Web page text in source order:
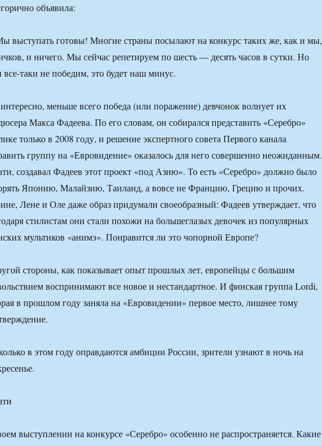
объявила:
выступать готовы! Многие страны посылают на конкурс таких же, как и мы,
и ничего. Мы сейчас репетируем по шесть — десять часов в сутки. Но
все-таки не победим, это будет наш минус.
меньше всего победа (или поражение) девчонок волнует их
Макса Фадеева. По его словам, он собирался представить «Серебро»
только в 2008 году, и решение экспертного совета Первого канала
группу на «Евровидение» оказалось для него совершенно неожиданным.
создавал Фадеев этот проект «под Азию». То есть «Серебро» должно было
Японию, Малайзию, Таиланд, а вовсе не Францию, Грецию и прочих.
Лене и Оле даже образ придумали своеобразный: Фадеев утверждает, что
стилистам они стали похожи на большеглазых девочек из популярных
мультиков «анимэ». Понравится ли это чопорной Европе?
стороны, как показывает опыт прошлых лет, европейцы с большим
воспринимают все новое и нестандартное. И финская группа Lordi,
в прошлом году заняла на «Евровидении» первое место, лишнее тому
в этом году оправдаются амбиции России, зрители узнают в ночь на
выступлении на конкурсе «Серебро» особенно не распространяется.